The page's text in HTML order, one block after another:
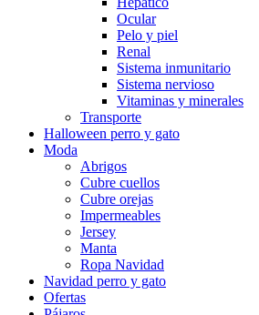
Ocular
Pelo y piel
Renal
Sistema inmunitario
Sistema nervioso
Vitaminas y minerales
Transporte
Halloween perro y gato
Moda
Abrigos
Cubre cuellos
Cubre orejas
Impermeables
Jersey
Manta
Ropa Navidad
Navidad perro y gato
Ofertas